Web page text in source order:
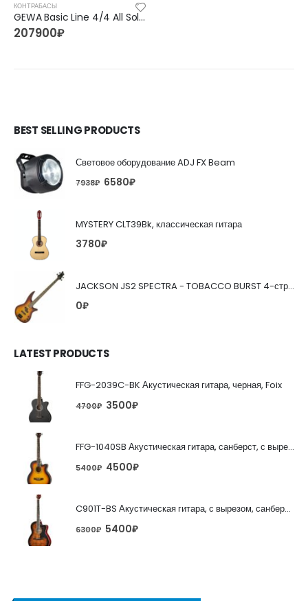
КОНТРАБАСЫ
GEWA Basic Line 4/4 All Solid 4/4, контрабасы
207900₽
BEST SELLING PRODUCTS
Световое оборудование ADJ FX Beam
7938₽ 6580₽
MYSTERY CLT39Bk, классическая гитара
3780₽
JACKSON JS2 SPECTRA - TOBACCO BURST 4-струнная бас-гитара
0₽
LATEST PRODUCTS
FFG-2039C-BK Акустическая гитара, черная, Foix
4700₽ 3500₽
FFG-1040SB Акустическая гитара, санберст, с вырезом, Foix
5400₽ 4500₽
C901T-BS Акустическая гитара, с вырезом, санберст, Caraya
6300₽ 5400₽